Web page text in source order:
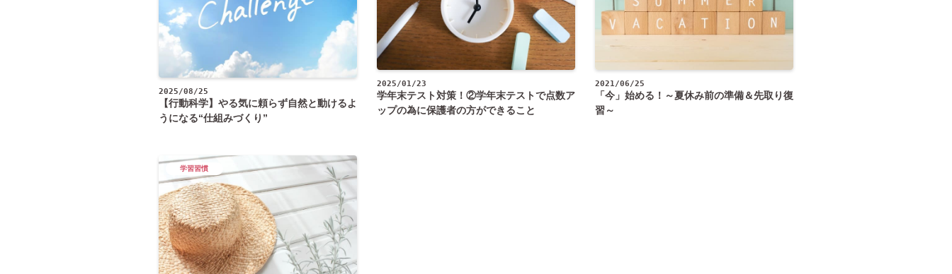
2025/08/25
【行動科学】やる気に頼らず自然と動けるよ
うになる“仕組みづくり”
2025/01/23
学年末テスト対策！②学年末テストで点数ア
ップの為に保護者の方ができること
2021/06/25
「今」始める！～夏休み前の準備＆先取り復
習～
学習習慣